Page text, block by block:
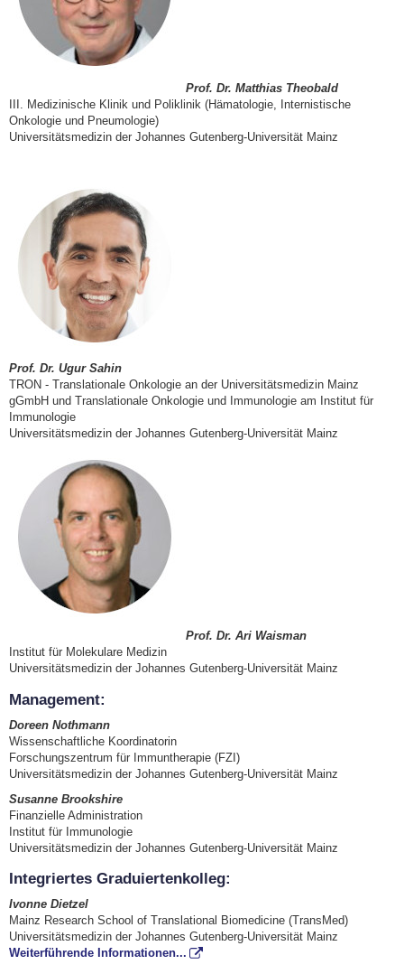
Prof. Dr. Matthias Theobald
III. Medizinische Klinik und Poliklinik (Hämatologie, Internistische
Onkologie und Pneumologie)
Universitätsmedizin der Johannes Gutenberg-Universität Mainz
Prof. Dr. Ugur Sahin
TRON - Translationale Onkologie an der Universitätsmedizin Mainz
gGmbH und Translationale Onkologie und Immunologie am Institut für
Immunologie
Universitätsmedizin der Johannes Gutenberg-Universität Mainz
Prof. Dr. Ari Waisman
Institut für Molekulare Medizin
Universitätsmedizin der Johannes Gutenberg-Universität Mainz
Management:
Doreen Nothmann
Wissenschaftliche Koordinatorin
Forschungszentrum für Immuntherapie (FZI)
Universitätsmedizin der Johannes Gutenberg-Universität Mainz
Susanne Brookshire
Finanzielle Administration
Institut für Immunologie
Universitätsmedizin der Johannes Gutenberg-Universität Mainz
Integriertes Graduiertenkolleg:
Ivonne Dietzel
Mainz Research School of Translational Biomedicine (TransMed)
Universitätsmedizin der Johannes Gutenberg-Universität Mainz
Weiterführende Informationen...